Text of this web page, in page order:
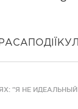
ПОДІЇ
"Я НЕ